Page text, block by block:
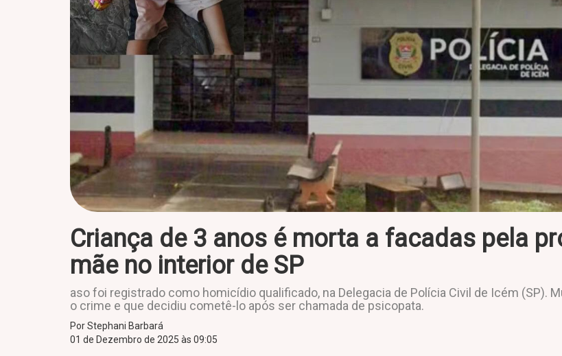
Criança de 3 anos é morta a facadas pela
mãe no interior de SP
aso foi registrado como homicídio qualificado, na Delegacia de Polícia Civil de Icém (SP).
o crime e que decidiu cometê-lo após ser chamada de psicopata.
Por Stephani Barbará
01 de Dezembro de 2025 às 09:05